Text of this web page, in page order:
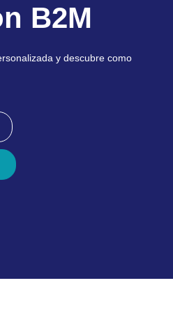
B2M
y descubre como